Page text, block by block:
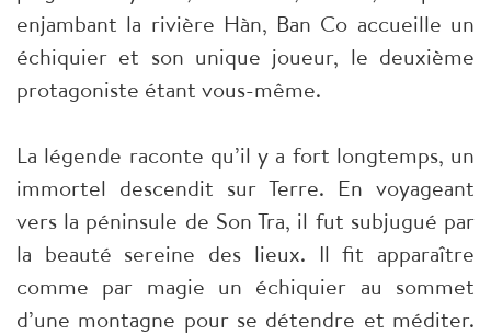
enjambant la rivière Hàn, Ban Co accueille un
échiquier et son unique joueur, le deuxième
protagoniste étant vous-même.
La légende raconte qu’il y a fort longtemps, un
immortel descendit sur Terre. En voyageant
vers la péninsule de Son Tra, il fut subjugué par
la beauté sereine des lieux. Il fit apparaître
comme par magie un échiquier au sommet
d’une montagne pour se détendre et méditer.